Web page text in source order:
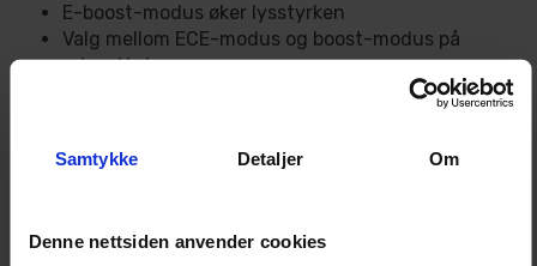
Samtykke Detaljer Om
Denne nettsiden anvender cookies
E-boost-modus øker lysstyrken
Valg mellom ECE-modus og boost-modus på
relesettet
Kombo lysbilde for optimal